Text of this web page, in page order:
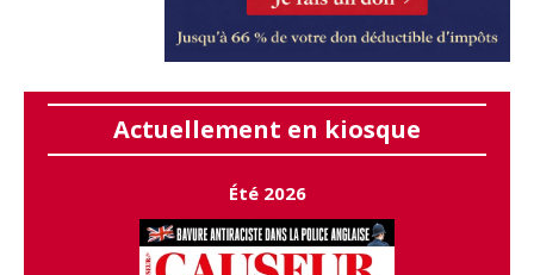
Actuellement en kiosque
Été 2026